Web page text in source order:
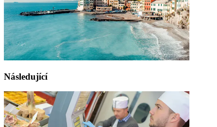
Následující